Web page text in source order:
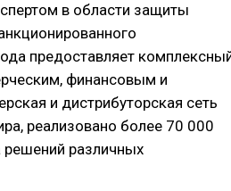
в области защиты
предоставляет
финансовым и
и дистрибуторская сеть
реализовано более 70 000
решений различных